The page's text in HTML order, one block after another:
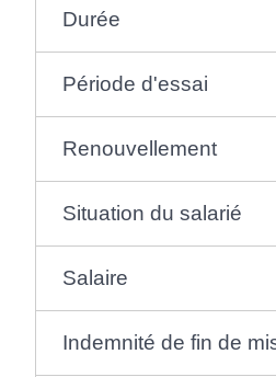
Durée
Période d'essai
Renouvellement
Situation du salarié
Salaire
Indemnité de fin de